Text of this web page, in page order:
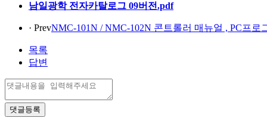
남일광학 전자카탈로그 09버전.pdf
· PrevNMC-101N / NMC-102N 콘트롤러 매뉴얼 , PC프로
목록
답변